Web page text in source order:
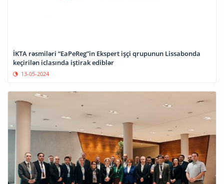
İKTA rəsmiləri “EaPeReg”in Ekspert işçi qrupunun Lissabonda
keçirilən iclasında iştirak ediblər
13-05-2024